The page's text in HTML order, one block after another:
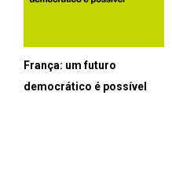
França: um futuro
democrático é possível